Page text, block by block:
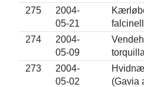
275
2004-
05-21
274
2004-
05-09
273
2004-
05-02
(Gavia